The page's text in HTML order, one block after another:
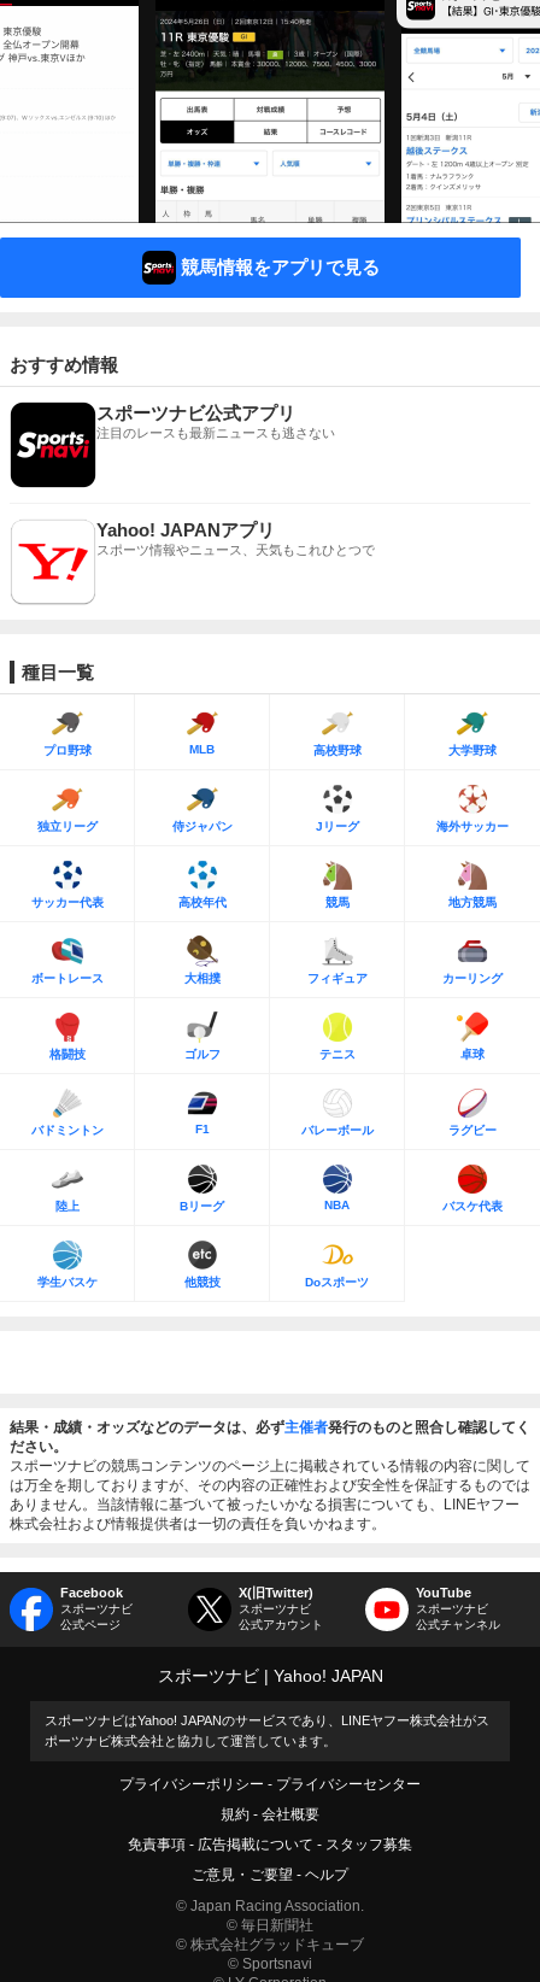
競馬情報をアプリで見る
おすすめ情報
スポーツナビ公式アプリ
注目のレースも最新ニュースも逃さない
Yahoo! JAPANアプリ
スポーツ情報やニュース、天気もこれひとつで
種目一覧
プロ野球 MLB 高校野球 大学野球
独立リーグ 侍ジャパン Jリーグ 海外サッカー
サッカー代表 高校年代 競馬 地方競馬
ボートレース 大相撲 フィギュア カーリング
格闘技 ゴルフ テニス 卓球
バドミントン F1 バレーボール ラグビー
陸上 Bリーグ NBA バスケ代表
学生バスケ 他競技 Doスポーツ
結果・成績・オッズなどのデータは、必ず主催者発行のものと照合し確認してく
ださい。
スポーツナビの競馬コンテンツのページ上に掲載されている情報の内容に関して
は万全を期しておりますが、その内容の正確性および安全性を保証するものでは
ありません。当該情報に基づいて被ったいかなる損害についても、LINEヤフー
株式会社および情報提供者は一切の責任を負いかねます。
Facebook
スポーツナビ
公式ページ
X(旧Twitter)
スポーツナビ
公式アカウント
YouTube
スポーツナビ
公式チャンネル
スポーツナビ Yahoo! JAPAN
スポーツナビはYahoo! JAPANのサービスであり、LINEヤフー株式会社がス
ポーツナビ株式会社と協力して運営しています。
プライバシーポリシー
プライバシーセンター
規約
会社概要
免責事項
広告掲載について
スタッフ募集
ご意見・ご要望
ヘルプ
© Japan Racing Association.
© 毎日新聞社
© 株式会社グラッドキューブ
© Sportsnavi